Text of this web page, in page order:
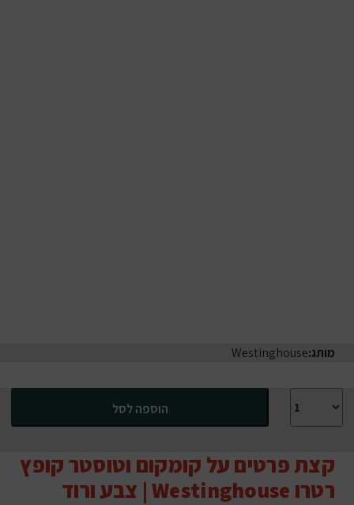
מותג:Westinghouse
הוספה לסל
קצת פרטים על קומקום וטוסטר קופץ
רטרו Westinghouse | צבע ורוד